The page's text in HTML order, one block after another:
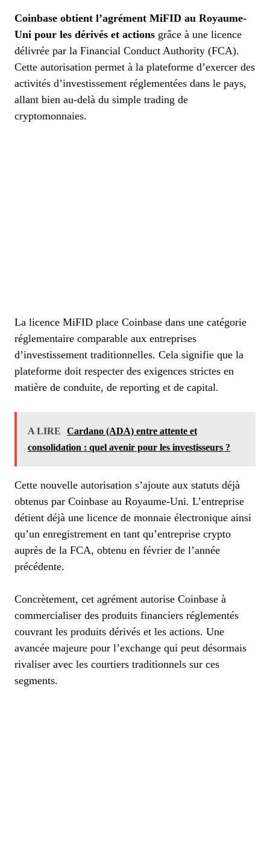
Coinbase obtient l’agrément MiFID au Royaume-
Uni pour les dérivés et actions grâce à une licence
délivrée par la Financial Conduct Authority (FCA).
Cette autorisation permet à la plateforme d’exercer des
activités d’investissement réglementées dans le pays,
allant bien au-delà du simple trading de
cryptomonnaies.
La licence MiFID place Coinbase dans une catégorie
réglementaire comparable aux entreprises
d’investissement traditionnelles. Cela signifie que la
plateforme doit respecter des exigences strictes en
matière de conduite, de reporting et de capital.
A LIRE
Cardano (ADA) entre attente et
consolidation : quel avenir pour les investisseurs ?
Cette nouvelle autorisation s’ajoute aux statuts déjà
obtenus par Coinbase au Royaume-Uni. L’entreprise
détient déjà une licence de monnaie électronique ainsi
qu’un enregistrement en tant qu’entreprise crypto
auprès de la FCA, obtenu en février de l’année
précédente.
Concrètement, cet agrément autorise Coinbase à
commercialiser des produits financiers réglementés
couvrant les produits dérivés et les actions. Une
avancée majeure pour l’exchange qui peut désormais
rivaliser avec les courtiers traditionnels sur ces
segments.